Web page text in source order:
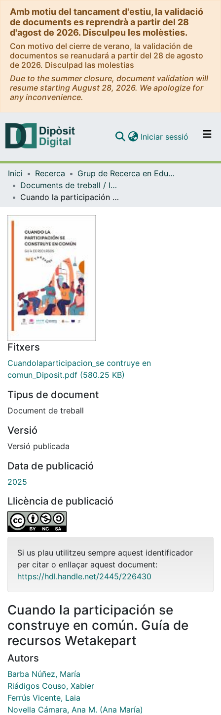
Amb motiu del tancament d'estiu, la validació
de documents es reprendrà a partir del 28
d'agost de 2026. Disculpeu les molèsties.
Con motivo del cierre de verano, la validación de
documentos se reanudará a partir del 28 de agosto
de 2026. Disculpad las molestias
Due to the summer closure, document validation will
resume starting August 28, 2026. We apologize for
any inconvenience.
Navega per tot el DD
Iniciar sessió (current)
Inici Recerca
Grup de Recerca en Educació Moral (GREM)
Documents de treball / Informes (Grup de Recerca en Educació Moral (GREM))
Cuando la participación se construye en común. Guía de recursos Wetakepart
Fitxers
Cuandolaparticipacion_se contruye en
comun_Diposit.pdf (580.25 KB)
Tipus de document
Document de treball
Versió
Versió publicada
Data de publicació
2025
Llicència de publicació
Si us plau utilitzeu sempre aquest identificador
per citar o enllaçar aquest document:
https://hdl.handle.net/2445/226430
Cuando la participación se
construye en común. Guía de
recursos Wetakepart
Autors
Barba Núñez, María
Riádigos Couso, Xabier
Ferrús Vicente, Laia
Novella Cámara, Ana M. (Ana María)